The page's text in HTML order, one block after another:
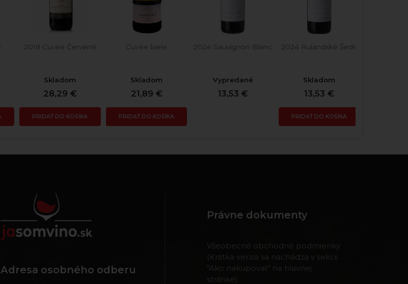
2018 Cuvée Červené
Skladom
28,29 €
PRIDAŤ DO KOŠÍKA
Cuvée biele
Skladom
21,89 €
PRIDAŤ DO KOŠÍKA
2024 Sauvignon Blanc
Vypredané
13,53 €
2024 Rulandské Šedé
Skladom
13,53 €
PRIDAŤ DO KOŠÍKA
Adresa osobného odberu
Právne dokumenty
Všeobecné obchodné podmienky
(Krátka verzia sa nachádza v sekcii
"Ako nakupovať" na hlavnej
stránke)